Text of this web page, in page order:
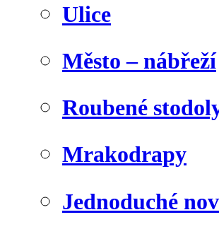
Ulice
Město – nábřeží
Roubené
Mrakodrapy
Jednoduché